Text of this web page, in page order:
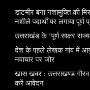
डाटमीर बना नशामुक्ति की
नशीले पदार्थों पर लगाया पूर्ण
उत्तराखंड के ‘पूर्ण साक्षर
देश के पहले लेखक गांव में
नवाचार पर जोर
खास खबर : उत्तराखण्ड
करें आवेदन